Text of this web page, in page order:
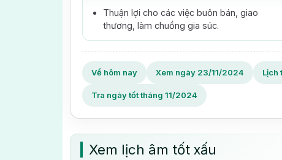
Thuận lợi cho các việc buôn bán, giao
thương, làm chuồng gia súc.
Về hôm nay Xem ngày 23/11/2024 Lịch
Tra ngày tốt tháng 11/2024
Xem lịch âm tốt xấu